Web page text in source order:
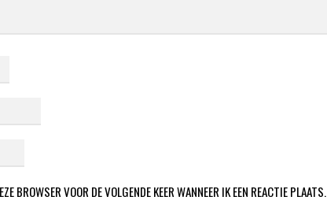
BROWSER VOOR DE VOLGENDE KEER WANNEER IK EEN REACTIE PLAATS.